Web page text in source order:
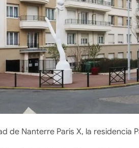
de Nanterre Paris X, la residencia